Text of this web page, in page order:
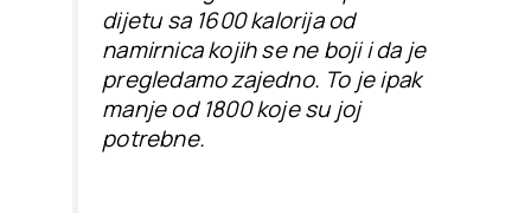
dijetu sa 1600 kalorija od
namirnica kojih se ne boji i da je
pregledamo zajedno. To je ipak
manje od 1800 koje su joj
potrebne.